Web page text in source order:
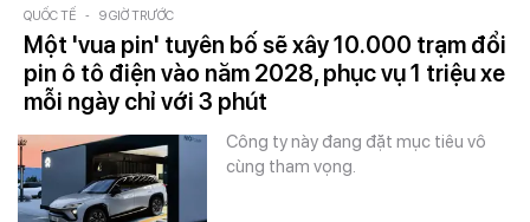
QUỐC TẾ - 9 GIỜ TRƯỚC
Một 'vua pin' tuyên bố sẽ xây 10.000 trạm đổi
pin ô tô điện vào năm 2028, phục vụ 1 triệu xe
mỗi ngày chỉ với 3 phút
Công ty này đang đặt mục tiêu vô
cùng tham vọng.